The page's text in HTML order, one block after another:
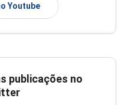
Youtube
publicações no